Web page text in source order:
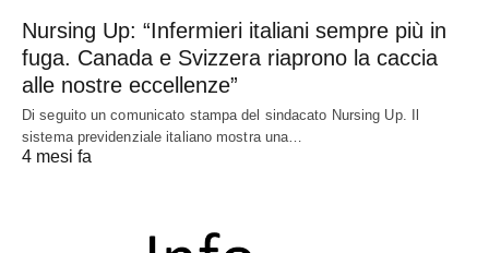
Nursing Up: “Infermieri italiani sempre più in
fuga. Canada e Svizzera riaprono la caccia
alle nostre eccellenze”
Di seguito un comunicato stampa del sindacato Nursing Up. Il
sistema previdenziale italiano mostra una…
4 mesi fa